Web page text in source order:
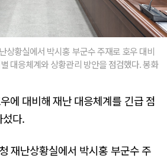
상황실에서 박시홍 부군수 주재로 호우 대비
대응체계와 상황관리 방안을 점검했다. 봉화
에 대비해 재난 대응체계를 긴급 점
다.
재난상황실에서 박시홍 부군수 주